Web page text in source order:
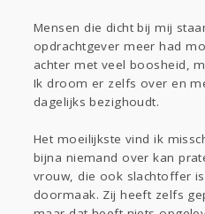
Gevraagd
Horen
Lezen
Mensen die dicht bij mij
opdrachtgever meer had
achter met veel boosheid,
Ik droom er zelfs over en
dagelijks bezighoudt.
Het moeilijkste vind ik
bijna niemand over kan
vrouw, die ook slachtoffer
doormaak. Zij heeft zelfs